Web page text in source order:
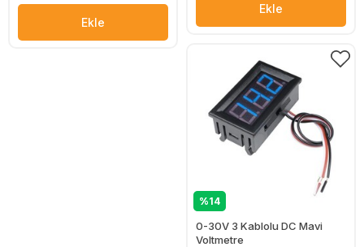
Ekle
Ekle
%14
0-30V 3 Kablolu DC Mavi
Voltmetre